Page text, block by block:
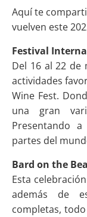
Aquí te
vuelven este
Festival
Del 16 al 22 de
actividades
Wine Fest.
una gran
Presentando
partes del
Bard on the
Esta
además de
completas,